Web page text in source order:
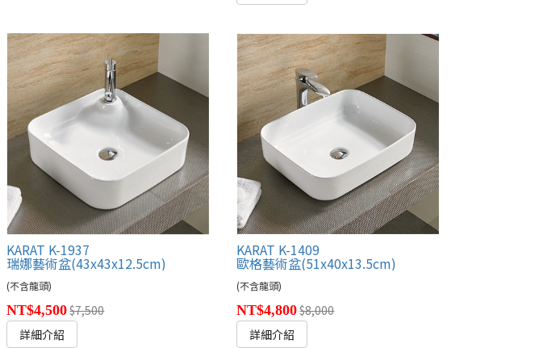
KARAT K-1937
瑞娜藝術盆(43x43x12.5cm)
(不含龍頭)
NT$4,500$7,500
詳細介紹
KARAT K-1409
歐格藝術盆(51x40x13.5cm)
(不含龍頭)
NT$4,800$8,000
詳細介紹